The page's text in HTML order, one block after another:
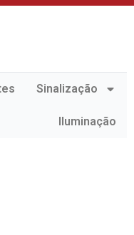
Sinalização
Iluminação